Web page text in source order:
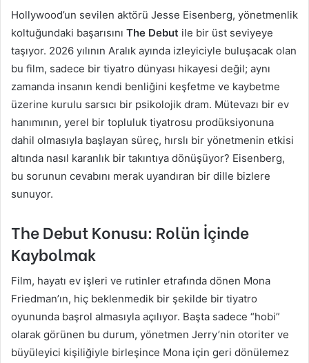
Hollywood’un sevilen aktörü Jesse Eisenberg, yönetmenlik
koltuğundaki başarısını The Debut ile bir üst seviyeye
taşıyor. 2026 yılının Aralık ayında izleyiciyle buluşacak olan
bu film, sadece bir tiyatro dünyası hikayesi değil; aynı
zamanda insanın kendi benliğini keşfetme ve kaybetme
üzerine kurulu sarsıcı bir psikolojik dram. Mütevazı bir ev
hanımının, yerel bir topluluk tiyatrosu prodüksiyonuna
dahil olmasıyla başlayan süreç, hırslı bir yönetmenin etkisi
altında nasıl karanlık bir takıntıya dönüşüyor? Eisenberg,
bu sorunun cevabını merak uyandıran bir dille bizlere
sunuyor.
The Debut Konusu: Rolün İçinde
Kaybolmak
Film, hayatı ev işleri ve rutinler etrafında dönen Mona
Friedman’ın, hiç beklenmedik bir şekilde bir tiyatro
oyununda başrol almasıyla açılıyor. Başta sadece “hobi”
olarak görünen bu durum, yönetmen Jerry’nin otoriter ve
büyüleyici kişiliğiyle birleşince Mona için geri dönülemez